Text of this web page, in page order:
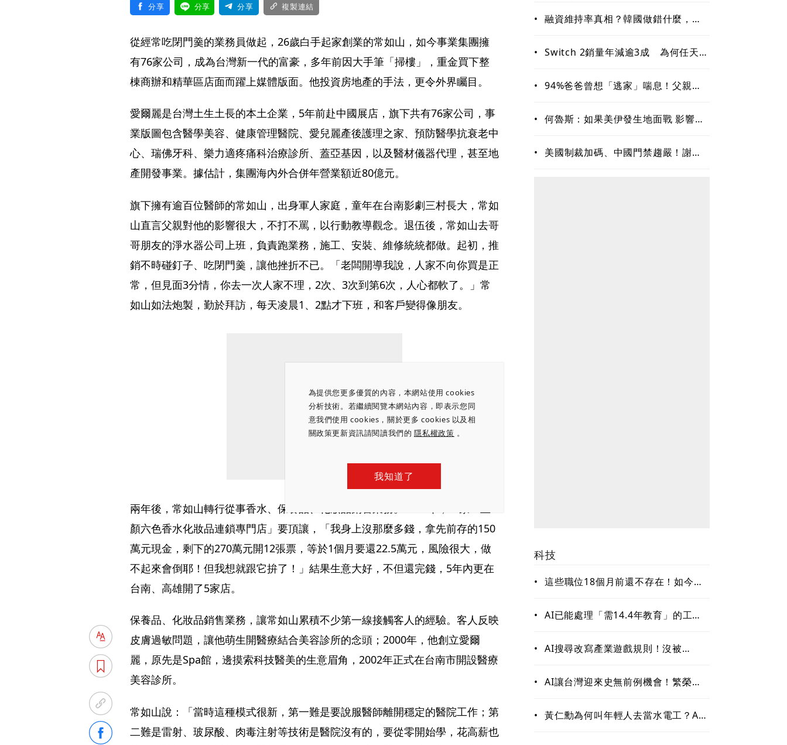
為提供您更多優質的內容，本網站使用 cookies
分析技術。若繼續閱覽本網站內容，即表示您同
意我們使用 cookies，關於更多 cookies 以及相
關政策更新資訊請閱讀我們的 隱私權政策 。
我知道了
分享 分享 分享 複製連結
從經常吃閉門羹的業務員做起，26歲白手起家創業的常如山，如今事業集團擁
有76家公司，成為台灣新一代的富豪，多年前因大手筆「掃樓」，重金買下整
棟商辦和精華區店面而躍上媒體版面。他投資房地產的手法，更令外界矚目。
愛爾麗是台灣土生土長的本土企業，5年前赴中國展店，旗下共有76家公司，事
業版圖包含醫學美容、健康管理醫院、愛兒麗產後護理之家、預防醫學抗衰老中
心、瑞佛牙科、樂力適疼痛科治療診所、蓋亞基因，以及醫材儀器代理，甚至地
產開發事業。據估計，集團海內外合併年營業額近80億元。
旗下擁有逾百位醫師的常如山，出身軍人家庭，童年在台南影劇三村長大，常如
山直言父親對他的影響很大，不打不罵，以行動教導觀念。退伍後，常如山去哥
哥朋友的淨水器公司上班，負責跑業務，施工、安裝、維修統統都做。起初，推
銷不時碰釘子、吃閉門羹，讓他挫折不已。「老闆開導我說，人家不向你買是正
常，但見面3分情，你去一次人家不理，2次、3次到第6次，人心都軟了。」常
如山如法炮製，勤於拜訪，每天凌晨1、2點才下班，和客戶變得像朋友。
兩年後，常如山轉行從事香水、保養品、化妝品銷售業務。1996年，一家「五
顏六色香水化妝品連鎖專門店」要頂讓，「我身上沒那麼多錢，拿先前存的150
萬元現金，剩下的270萬元開12張票，等於1個月要還22.5萬元，風險很大，做
不起來會倒耶！但我想就跟它拚了！」結果生意大好，不但還完錢，5年內更在
台南、高雄開了5家店。
保養品、化妝品銷售業務，讓常如山累積不少第一線接觸客人的經驗。客人反映
皮膚過敏問題，讓他萌生開醫療結合美容診所的念頭；2000年，他創立愛爾
麗，原先是Spa館，邊摸索科技醫美的生意眉角，2002年正式在台南市開設醫療
美容診所。
常如山說：「當時這種模式很新，第一難是要說服醫師離開穩定的醫院工作；第
二難是雷射、玻尿酸、肉毒注射等技術是醫院沒有的，要從零開始學，花高薪也
• 融資維持率真相？韓國做錯什麼，讓
拆解
• Switch 2銷量年減逾3成 為何任天堂
超過50％？
• 94%爸爸曾想「逃家」喘息！父親節
天
• 何魯斯：如果美伊發生地面戰 影響可
•
美國制裁加碼、中國門禁趨嚴！謝金
科技
• 這些職位18個月前還不存在！如今年
缺哪種人才？
• AI已能處理「需14.4年教育」的工
最值錢的是這些
• AI搜尋改寫產業遊戲規則！沒被
失」 品牌如何搶下話語權？
• AI讓台灣迎來史無前例機會！繁榮背
其衝
• 黃仁勳為何叫年輕人去當水電工？AI